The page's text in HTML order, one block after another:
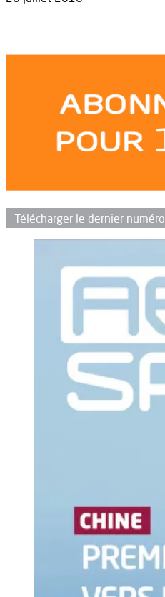
Télécharger le dernier numéro